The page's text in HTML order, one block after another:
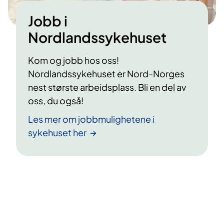
Jobb i
Nordlandssykehuset
Kom og jobb hos oss!
Nordlandssykehuset er Nord-Norges
nest største arbeidsplass. Bli en del av
oss, du også!
Les mer om jobbmulighetene i
sykehuset her